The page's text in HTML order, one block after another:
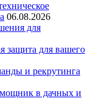
06.08.2026
для
защита для вашего
и рекрутинга
в дачных и